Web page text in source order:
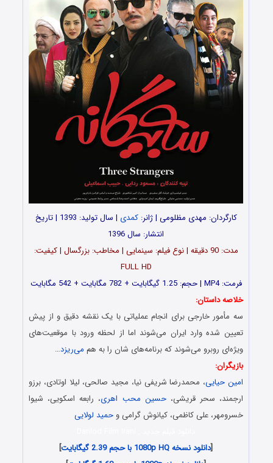
کارگردان: مهدی مظلومی | ژانر:کمدی
| سال تولید: 1393 | تاریخ
انتشار: سال 1396
مدت: 90 دقیقه | نوع فیلم: سینمایی | مخاطب: بزرگسال | کیفیت:
FULL HD
فرمت: MP4 | حجم: 1.25 گیگابایت + 782 مگابایت + 542 مگابایت
خلاصه داستان:
سه مأمور خارجی برای انجام عملیاتی با یک نقشه دقیق و از پیش
تعیین شده وارد ایران می‌شوند اما از لحظه ورود با موقعیت‌های
ویژه‌ای روبرو می‌شوند که برنامه‌های شان را به هم می‌ریزد…
بازیگران:
امین حیایی، محمدرضا شریفی نیا، مجید صالحی، لیلا اوتادی، برزو
ارجمند، سحر قریشی،حسین محب اهری، رابعه اسکویی، شیوا
خسرومهر، علی کاظمی، کیانوش گرامی وحمید لولایی
[دانلود نسخه 1080p HQ با حجم 2.39 گیگابایت
]